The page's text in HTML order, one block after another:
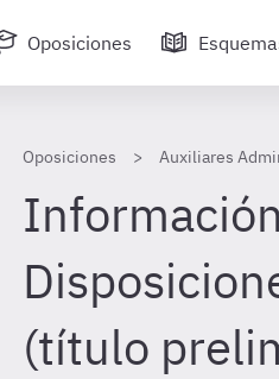
Oposiciones
Oposiciones Auxiliares
(título